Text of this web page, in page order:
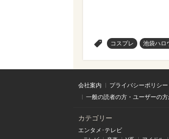
コスプレ 池袋ハロ
会社案内 プライバシーポリシー
一般の読者の方・ユーザーの
カテゴリー
エンタメ･テレビ